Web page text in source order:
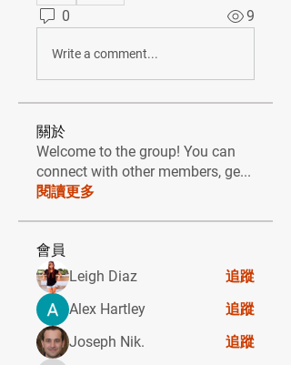
0 9
Write a comment...
關於
Welcome to the group! You can
connect with other members, ge...
閱讀更多
會員
Leigh Diaz
追蹤
Alex Hartley
追蹤
Joseph Nik.
追蹤